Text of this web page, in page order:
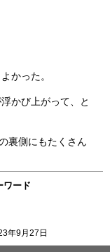
かった。
かび上がって、と
裏側にもたくさん
ワード
年9月27日